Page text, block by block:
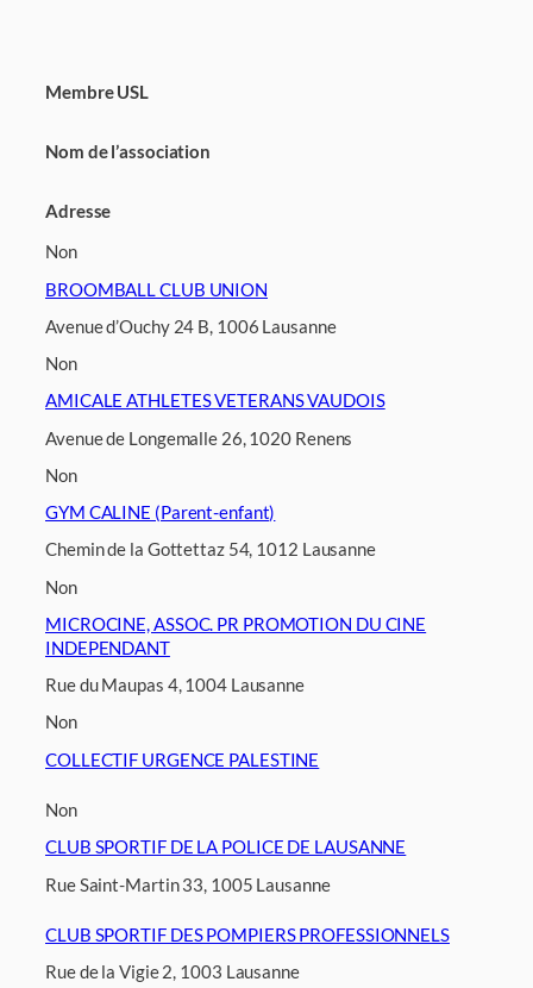
Membre USL
Nom de l’association
Adresse
Non
BROOMBALL CLUB UNION
Avenue d’Ouchy 24 B, 1006 Lausanne
Non
AMICALE ATHLETES VETERANS VAUDOIS
Avenue de Longemalle 26, 1020 Renens
Non
GYM CALINE (Parent-enfant)
Chemin de la Gottettaz 54, 1012 Lausanne
Non
MICROCINE, ASSOC. PR PROMOTION DU CINE
INDEPENDANT
Rue du Maupas 4, 1004 Lausanne
Non
COLLECTIF URGENCE PALESTINE
Non
CLUB SPORTIF DE LA POLICE DE LAUSANNE
Rue Saint-Martin 33, 1005 Lausanne
CLUB SPORTIF DES POMPIERS PROFESSIONNELS
Rue de la Vigie 2, 1003 Lausanne